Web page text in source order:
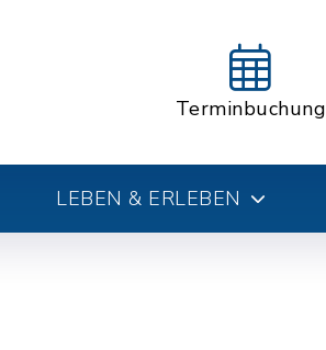
Terminbuchung
LEBEN & ERLEBEN